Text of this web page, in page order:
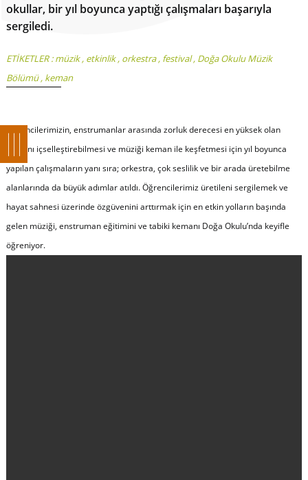
okullar, bir yıl boyunca yaptığı çalışmaları başarıyla
sergiledi.
ETİKETLER :müzik, etkinlik, orkestra, festival, Doğa Okulu Müzik
Bölümü, keman
Öğrencilerimizin, enstrumanlar arasında zorluk derecesi en yüksek olan
kemanı içselleştirebilmesi ve müziği keman ile keşfetmesi için yıl boyunca
yapılan çalışmaların yanı sıra; orkestra, çok seslilik ve bir arada üretebilme
alanlarında da büyük adımlar atıldı. Öğrencilerimiz üretileni sergilemek ve
hayat sahnesi üzerinde özgüvenini arttırmak için en etkin yolların başında
gelen müziği, enstruman eğitimini ve tabiki kemanı Doğa Okulu’nda keyifle
öğreniyor.